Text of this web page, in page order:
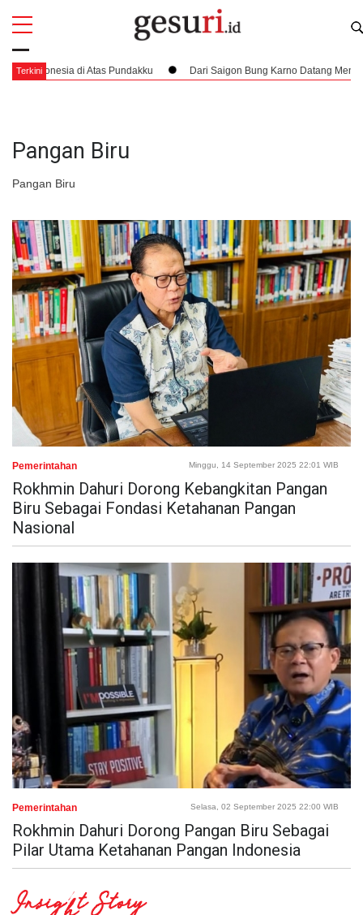
Terkinidi Atas Pundakku Dari Saigon Bung Karno Datang Menjemput
Pangan Biru
Pangan Biru
All
Pemerintahan Minggu, 14 September 2025 22:01 WIB
Rokhmin Dahuri Dorong Kebangkitan Pangan
Biru Sebagai Fondasi Ketahanan Pangan
Nasional
Pemerintahan Selasa, 02 September 2025 22:00 WIB
Rokhmin Dahuri Dorong Pangan Biru Sebagai
Pilar Utama Ketahanan Pangan Indonesia
Insight Story